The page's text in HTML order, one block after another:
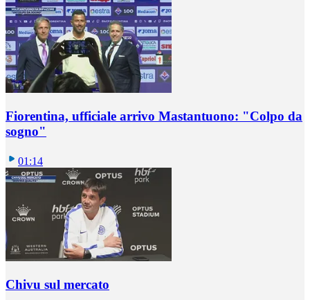
Fiorentina, ufficiale arrivo Mastantuono: "Colpo da
sogno"
01:14
Chivu sul mercato